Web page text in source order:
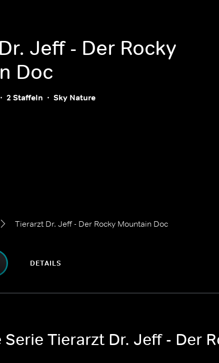
Jeff - Der Rocky
Doc
2 Staffeln Sky Nature
Tierarzt Dr. Jeff - Der Rocky Mountain Doc
DETAILS
Serie Tierarzt Dr. Jeff - Der